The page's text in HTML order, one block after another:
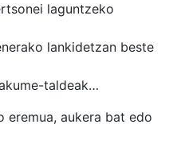
laguntzeko
lankidetzan beste
taldeak…
eremua, aukera bat edo